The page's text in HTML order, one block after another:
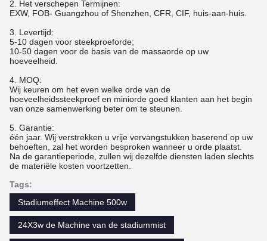
2. Het verschepen Termijnen:
EXW, FOB- Guangzhou of Shenzhen, CFR, CIF, huis-aan-huis.
3. Levertijd:
5-10 dagen voor steekproeforde;
10-50 dagen voor de basis van de massaorde op uw
hoeveelheid.
4. MOQ:
Wij keuren om het even welke orde van de
hoeveelheidssteekproef en miniorde goed klanten aan het begin
van onze samenwerking beter om te steunen.
5. Garantie:
één jaar. Wij verstrekken u vrije vervangstukken baserend op uw
behoeften, zal het worden besproken wanneer u orde plaatst.
Na de garantieperiode, zullen wij dezelfde diensten laden slechts
de materiële kosten voortzetten.
Tags:
Stadiumeffect Machine 500w
24X3w de Machine van de stadiummist